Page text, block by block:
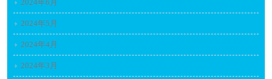
2024年6月
2024年5月
2024年4月
2024年3月